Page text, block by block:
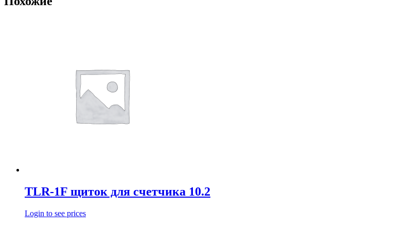
TLR-1F щиток для счетчика 10.2
Login to see prices